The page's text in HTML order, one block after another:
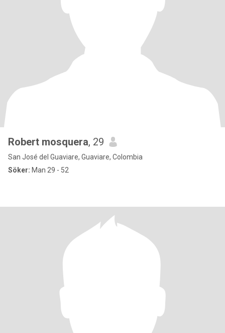
Robert mosquera, 29
San José del Guaviare, Guaviare, Colombia
Söker: Man 29 - 52